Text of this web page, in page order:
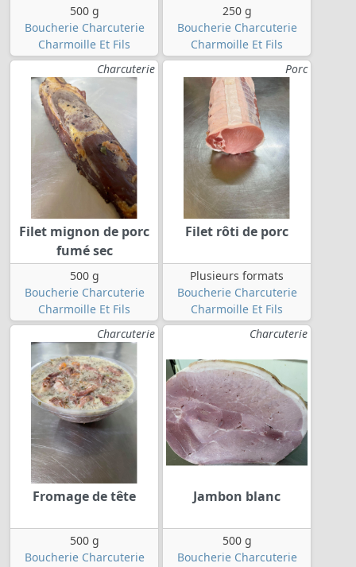
500 g
Boucherie Charcuterie
Charmoille Et Fils
250 g
Boucherie Charcuterie
Charmoille Et Fils
Charcuterie
Filet mignon de porc
fumé sec
500 g
Boucherie Charcuterie
Charmoille Et Fils
Porc
Filet rôti de porc
Plusieurs formats
Boucherie Charcuterie
Charmoille Et Fils
Charcuterie
Fromage de tête
500 g
Boucherie Charcuterie
Charcuterie
Jambon blanc
500 g
Boucherie Charcuterie